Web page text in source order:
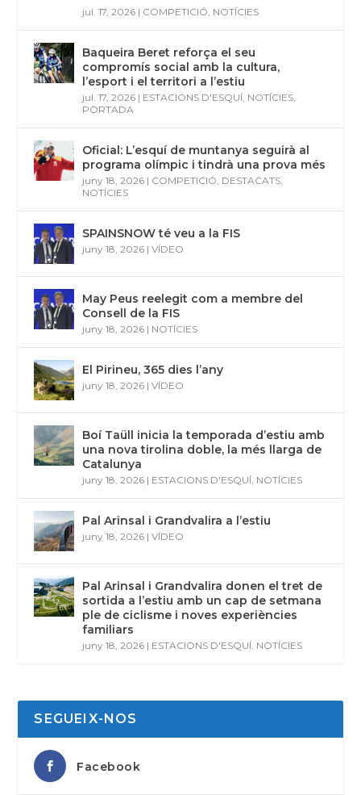
jul. 17, 2026 | COMPETICIÓ, NOTÍCIES
Baqueira Beret reforça el seu
compromís social amb la cultura,
l’esport i el territori a l’estiu
jul. 17, 2026 | ESTACIONS D'ESQUÍ, NOTÍCIES,
PORTADA
Oficial: L’esquí de muntanya seguirà al
programa olímpic i tindrà una prova més
juny 18, 2026 | COMPETICIÓ, DESTACATS,
NOTÍCIES
SPAINSNOW té veu a la FIS
juny 18, 2026 |VÍDEO
May Peus reelegit com a membre del
Consell de la FIS
juny 18, 2026 | NOTÍCIES
El Pirineu, 365 dies l’any
juny 18, 2026 |VÍDEO
Boí Taüll inicia la temporada d’estiu amb
una nova tirolina doble, la més llarga de
Catalunya
juny 18, 2026 | ESTACIONS D'ESQUÍ, NOTÍCIES
Pal Arinsal i Grandvalira a l’estiu
juny 18, 2026 |VÍDEO
Pal Arinsal i Grandvalira donen el tret de
sortida a l’estiu amb un cap de setmana
ple de ciclisme i noves experiències
familiars
juny 18, 2026 | ESTACIONS D'ESQUÍ, NOTÍCIES
SEGUEIX-NOS
Facebook